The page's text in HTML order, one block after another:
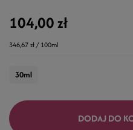
104,00 zł
346,67 zł / 100ml
30ml
DODAJ DO